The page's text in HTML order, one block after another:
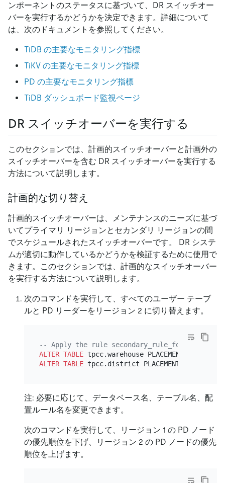
ンポーネントのステータスに基づいて、DR スイッチオー
バーを実行するかどうかを決定できます。詳細について
は、次のドキュメントを参照してください。
TiDB の主要なモニタリング指標
TiKV の主要なモニタリング指標
PD の主要なモニタリング指標
TiDB ダッシュボード監視ページ
DR スイッチオーバーを実行する
このセクションでは、計画的スイッチオーバーと計画外の
スイッチオーバーを含む DR スイッチオーバーを実行する
方法について説明します。
計画的な切り替え
計画的スイッチオーバーは、メンテナンスのニーズに基づ
いてプライマリ リージョンとセカンダリ リージョンの間
でスケジュールされたスイッチオーバーです。 DR システ
ムが適切に動作しているかどうかを検証するために使用で
きます。このセクションでは、計画的なスイッチオーバー
を実行する方法について説明します。
次のコマンドを実行して、すべてのユーザー テーブ
ルと PD リーダーをリージョン 2 に切り替えます。
-- Apply the rule secondary_rule_for_region2
ALTER TABLE tpcc.warehouse PLACEMENT POLICY
ALTER TABLE tpcc.district PLACEMENT POLICY
注: 必要に応じて、データベース名、テーブル名、配
置ルール名を変更できます。
次のコマンドを実行して、リージョン 1 の PD ノード
の優先順位を下げ、リージョン 2 の PD ノードの優先
順位を上げます。